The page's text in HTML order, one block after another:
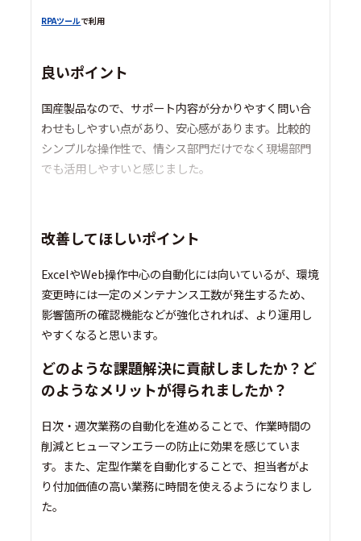
RPAツールで利用
良いポイント
国産製品なので、サポート内容が分かりやすく問い合
わせもしやすい点があり、安心感があります。比較的
シンプルな操作性で、情シス部門だけでなく現場部門
でも活用しやすいと感じました。
改善してほしいポイント
ExcelやWeb操作中心の自動化には向いているが、環境
変更時には一定のメンテナンス工数が発生するため、
影響箇所の確認機能などが強化されれば、より運用し
やすくなると思います。
どのような課題解決に貢献しましたか？ど
のようなメリットが得られましたか？
日次・週次業務の自動化を進めることで、作業時間の
削減とヒューマンエラーの防止に効果を感じていま
す。また、定型作業を自動化することで、担当者がよ
り付加価値の高い業務に時間を使えるようになりまし
た。